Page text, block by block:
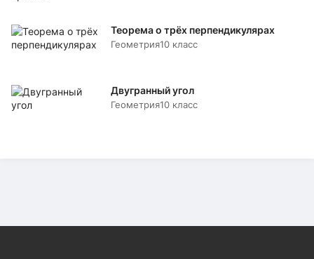
Теорема о трёх перпендикулярах
Геометрия10 класс
Двугранный угол
Геометрия10 класс